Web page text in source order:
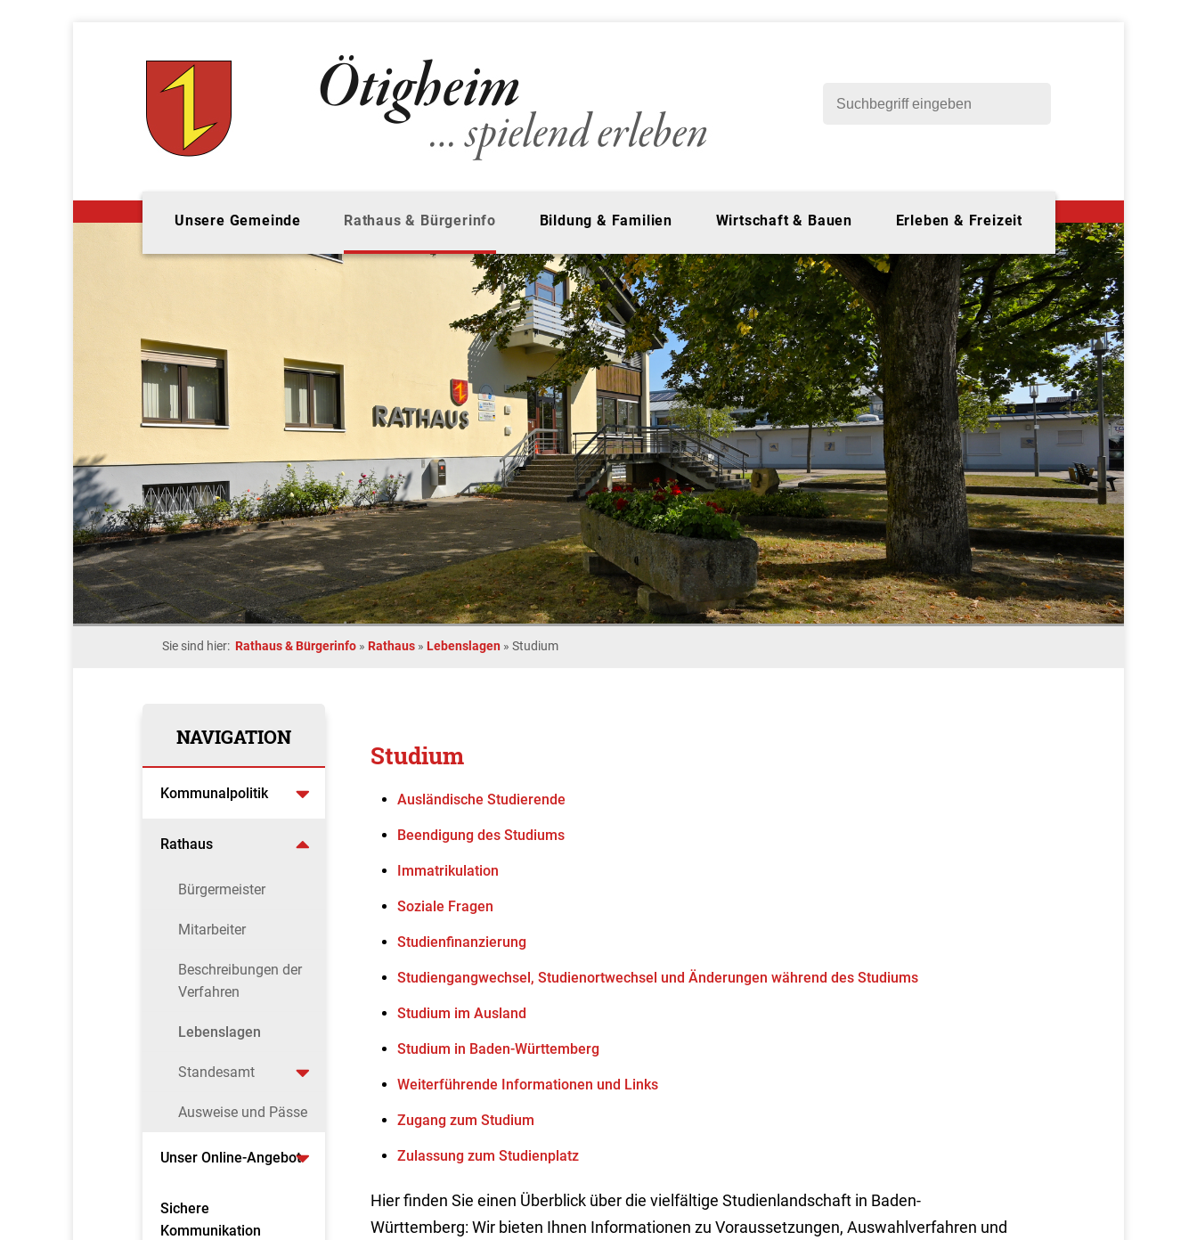
Unsere Gemeinde Rathaus & Bürgerinfo Bildung & Familien Wirtschaft & Bauen Erleben & Freizeit
Sie sind hier: Rathaus & Bürgerinfo » Rathaus » Lebenslagen » Studium
NAVIGATION
Kommunalpolitik
Rathaus
Bürgermeister
Mitarbeiter
Beschreibungen der
Verfahren
Lebenslagen
Standesamt
Ausweise und Pässe
Unser Online-Angebot
Sichere
Kommunikation
Studium
Ausländische Studierende
Beendigung des Studiums
Immatrikulation
Soziale Fragen
Studienfinanzierung
Studiengangwechsel, Studienortwechsel und Änderungen während des Studiums
Studium im Ausland
Studium in Baden-Württemberg
Weiterführende Informationen und Links
Zugang zum Studium
Zulassung zum Studienplatz
Hier finden Sie einen Überblick über die vielfältige Studienlandschaft in Baden-
Württemberg: Wir bieten Ihnen Informationen zu Voraussetzungen, Auswahlverfahren und